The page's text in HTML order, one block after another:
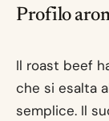
Profilo
Il roast beef
che si esalta
semplice. Il